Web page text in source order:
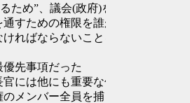
ため”、議会(政府)を掃
すための権限を誰が持
ければならないことを
先事項だった
には他にも重要な仕事
メンバー全員を捕まえ